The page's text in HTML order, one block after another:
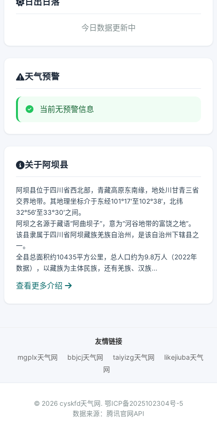
今日数据更新中
天气预警
当前无预警信息
关于阿坝县
阿坝县位于四川省西北部，青藏高原东南缘，地处川甘青三省
交界地带。其地理坐标介于东经101°17′至102°38′，北纬
32°56′至33°30′之间。
阿坝之名源于藏语“阿曲坝子”，意为“河谷地带的富饶之地”。
该县隶属于四川省阿坝藏族羌族自治州，是该自治州下辖县之
一。
全县总面积约10435平方公里，总人口约为9.8万人（2022年
数据），以藏族为主体民族，还有羌族、汉族...
查看更多介绍
友情链接
mgplx天气网
bbjcj天气网 taiyizg天气网
likejiuba天气
网
© 2026 cyskfd天气网. 鄂ICP备2025102304号-5
数据来源：腾讯官网API